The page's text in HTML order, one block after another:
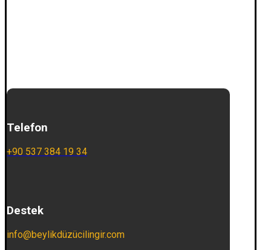
Telefon
+90 537 384 19 34
Destek
info@beylikdüzücilingir.com